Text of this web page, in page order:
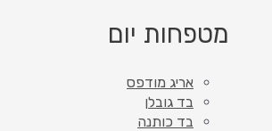
מטפחות יום
אריג מודפס
בד גובלן
בד כותנה